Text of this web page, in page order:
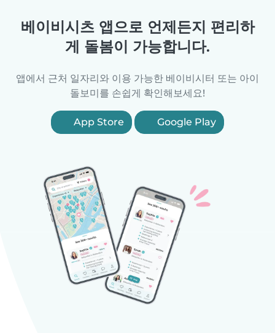
베이비시츠 앱으로 언제든지 편리하
게 돌봄이 가능합니다.
앱에서 근처 일자리와 이용 가능한 베이비시터 또는 아이
돌보미를 손쉽게 확인해보세요!
App Store Google Play